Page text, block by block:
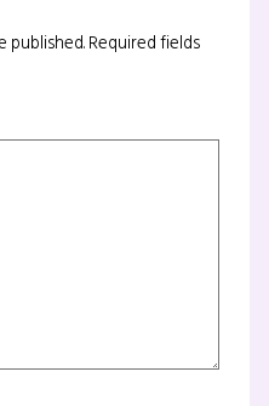
published.Required fields